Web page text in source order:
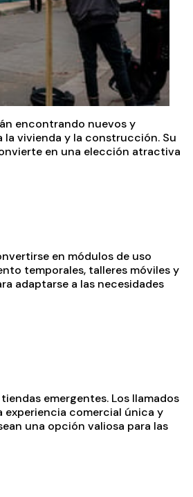
encontrando nuevos y
la vivienda y la construcción. Su
en una elección atractiva
en módulos de uso
temporales, talleres móviles y
adaptarse a las necesidades
emergentes. Los llamados
experiencia comercial única y
una opción valiosa para las